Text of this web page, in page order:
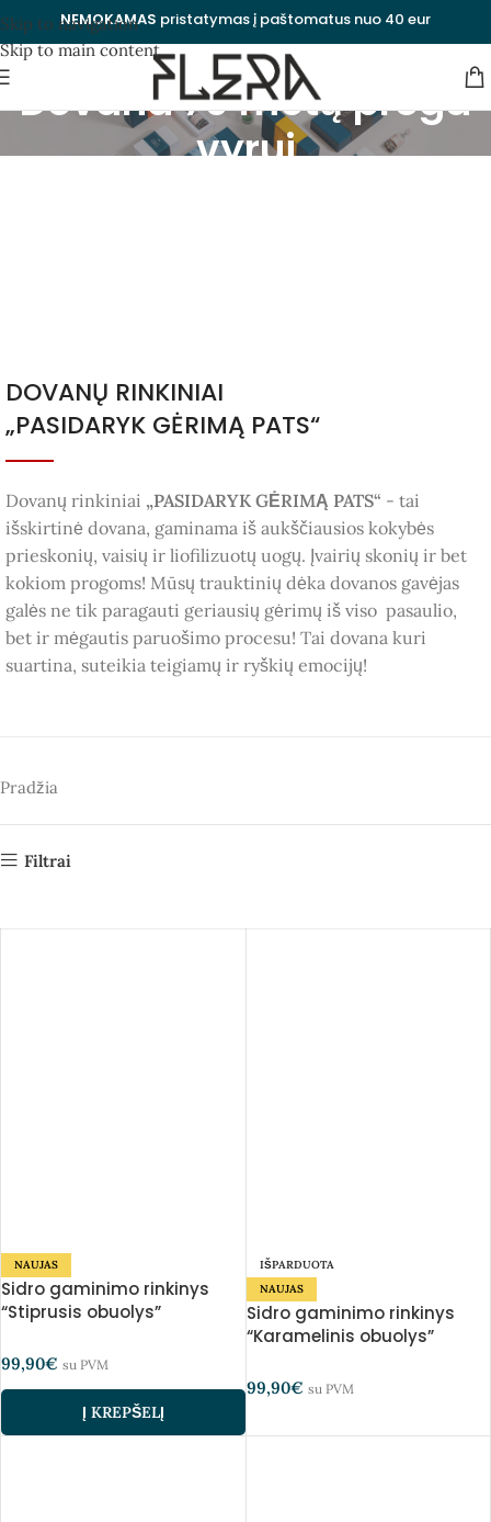
Skip to navigation
Skip to main content
NEMOKAMAS pristatymas į paštomatus nuo 40 eur
Dovana 70 metų proga
vyrui
DOVANŲ RINKINIAI
„PASIDARYK GĖRIMĄ PATS“
Dovanų rinkiniai „PASIDARYK GĖRIMĄ PATS“ - tai
išskirtinė dovana, gaminama iš aukščiausios kokybės
prieskonių, vaisių ir liofilizuotų uogų. Įvairių skonių ir bet
kokiom progoms! Mūsų trauktinių dėka dovanos gavėjas
galės ne tik paragauti geriausių gėrimų iš viso pasaulio,
bet ir mėgautis paruošimo procesu! Tai dovana kuri
suartina, suteikia teigiamų ir ryškių emocijų!
Pradžia
Filtrai
NAUJAS
Sidro gaminimo rinkinys
“Stiprusis obuolys”
99,90€ su PVM
Į KREPŠELĮ
IŠPARDUOTA
NAUJAS
Sidro gaminimo rinkinys
“Karamelinis obuolys”
99,90€ su PVM